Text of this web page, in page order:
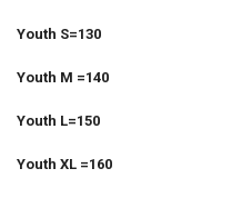
Youth S=130
Youth M =140
Youth L=150
Youth XL =160